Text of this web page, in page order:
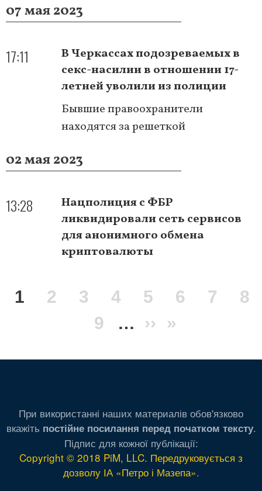
07 мая 2023
17:11
В Черкассах подозреваемых в
секс-насилии в отношении 17-
летней уволили из полиции
Бывшие правоохранители
находятся за решеткой
02 мая 2023
13:28
Нацполиция с ФБР
ликвидировали сеть сервисов
для анонимного обмена
криптовалюты
страниц
Текущая
страница
1 Page
2 Page
3 Page
4 Page
5 Page
6 Page
7
8
Page
9 …
Следующая
›› »
При використанні наших материалів обов'язково
вкажіть постійне посилання перед початком тексту.
Підпис для кожної публікації:
Copyright © 2018 PiM, LLC. Передруковується з
дозволу ІА «Петро і Мазепа».